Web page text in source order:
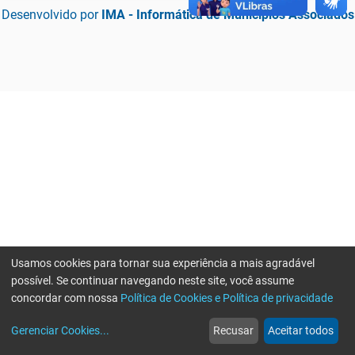
Desenvolvido por IMA - Informática de Municípios Associados
web
Notícias
more_horiz
Mais
Usamos cookies para tornar sua experiência a mais agradável
possível. Se continuar navegando neste site, você assume
concordar com nossa Política de Cookies e Política de privacidade
Gerenciar Cookies... Recusar Aceitar todos
Erro ao enviar informações, por favor tente novamente